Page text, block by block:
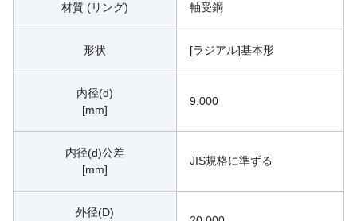
材質 (リング) 軸受鋼
形状 [ラジアル]基本形
内径(d)
[mm]
9.000
内径(d)公差
[mm]
JIS規格に準ずる
外径(D)